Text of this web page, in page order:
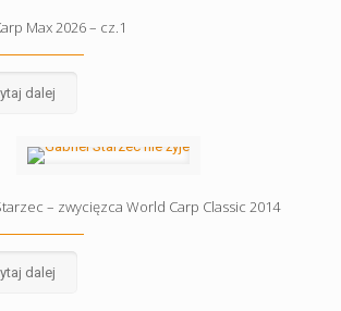
Max 2026 – cz.1
dalej
– zwycięzca World Carp Classic 2014
dalej